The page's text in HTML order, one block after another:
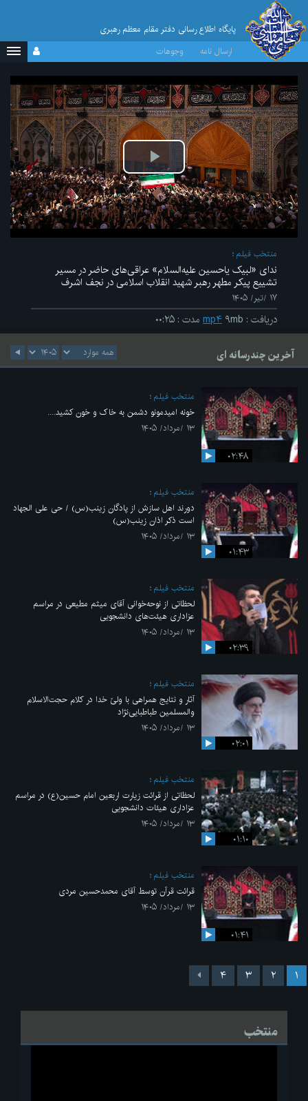
پایگاه اطلاع رسانی دفتر مقام معظم رهبری
ارسال نامه
وجوهات
پخش
ویدیو
منتخب فیلم
ندای «لبیک یاحسین علیه‌السلام» عراقی‌های حاضر در مسیر
تشییع پیکر مطهر رهبر شهید انقلاب اسلامی در نجف اشرف
۱۷ /تیر/ ۱۴۰۵
دریافت : mp۴ ۹mb مدت : ۰۰:۲۵
آخرین چندرسانه ای
۰۲:۴۸
منتخب فیلم
خونه امیدمونو دشمن به خاک و خون کشید....
۱۳ /مرداد/ ۱۴۰۵
۰۱:۴۳
منتخب فیلم
دورند اهل سازش از پادگان زینب(س) / حی علی الجهاد
است ذکر اذان زینب(س)
۱۳ /مرداد/ ۱۴۰۵
۰۲:۳۹
منتخب فیلم
لحظاتی از نوحه‌خوانی آقای میثم مطیعی در مراسم
عزاداری هیئت‌های دانشجویی
۱۳ /مرداد/ ۱۴۰۵
۰۲:۰۱
منتخب فیلم
آثار و نتایج همراهی با ولیّ خدا در کلام حجت‌الاسلام
والمسلمین طباطبایی‌نژاد
۱۳ /مرداد/ ۱۴۰۵
۰۱:۱۰
منتخب فیلم
لحظاتی از قرائت زیارت اربعین امام حسین(ع) در مراسم
عزاداری هیئات دانشجویی
۱۳ /مرداد/ ۱۴۰۵
۰۱:۴۱
منتخب فیلم
قرائت قرآن توسط آقای محمدحسین مردی
۱۳ /مرداد/ ۱۴۰۵
۱ ۲ ۳ ۴
منتخب